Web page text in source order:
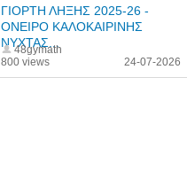
800 views
ΓΙΟΡΤΗ ΛΗΞΗΣ 2025-26 -
ΟΝΕΙΡΟ ΚΑΛΟΚΑΙΡΙΝΗΣ
ΝΥΧΤΑΣ...
48gymath
24-07-2026